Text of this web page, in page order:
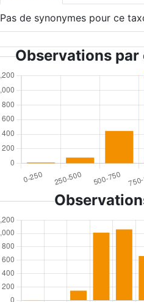
Pas de synonymes pour ce
Observations